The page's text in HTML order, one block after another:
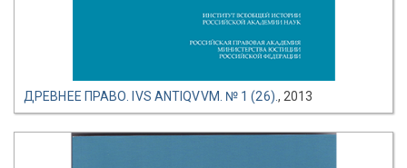
ДРЕВНЕЕ ПРАВО. IVS ANTIQVVM. № 1 (26). , 2013